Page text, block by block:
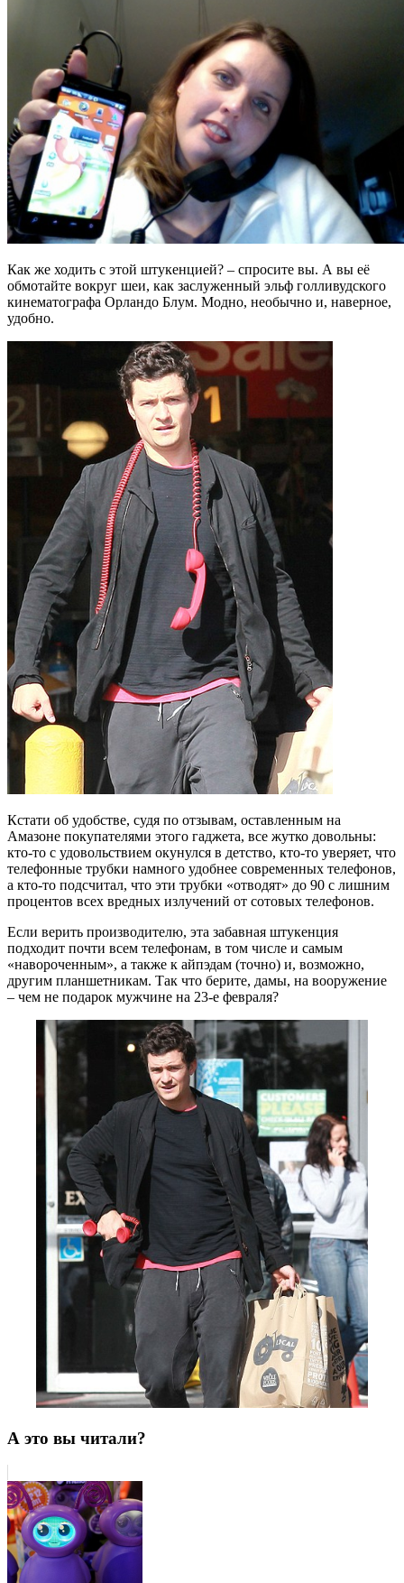
Как же ходить с этой штукенцией? – спросите вы. А вы её
обмотайте вокруг шеи, как заслуженный эльф голливудского
кинематографа Орландо Блум. Модно, необычно и, наверное,
удобно.
Кстати об удобстве, судя по отзывам, оставленным на
Амазоне покупателями этого гаджета, все жутко довольны:
кто-то с удовольствием окунулся в детство, кто-то уверяет, что
телефонные трубки намного удобнее современных телефонов,
а кто-то подсчитал, что эти трубки «отводят» до 90 с лишним
процентов всех вредных излучений от сотовых телефонов.
Если верить производителю, эта забавная штукенция
подходит почти всем телефонам, в том числе и самым
«навороченным», а также к айпэдам (точно) и, возможно,
другим планшетникам. Так что берите, дамы, на вооружение
– чем не подарок мужчине на 23-е февраля?
А это вы читали?